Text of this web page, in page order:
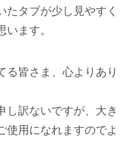
たタブが少し見やすく
ます。
る皆さま、心よりあり
し訳ないですが、大き
使用になれますのでよ